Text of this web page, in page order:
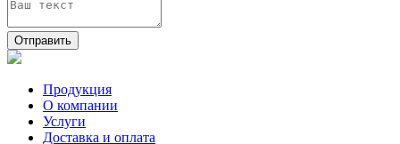
Отправить
Продукция
О компании
Услуги
Доставка и оплата